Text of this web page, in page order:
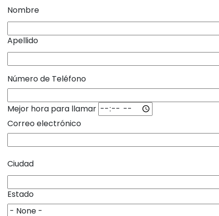
Name
Nombre
Apellido
Número de Teléfono
Mejor hora para llamar
Correo electrónico
City
and
State
Ciudad
Estado